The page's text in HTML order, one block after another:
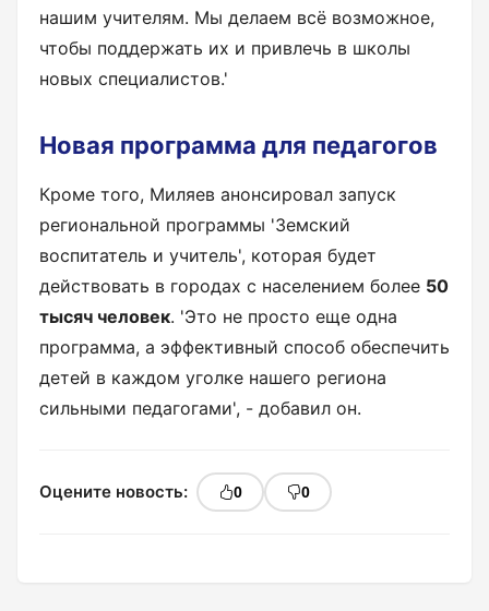
нашим учителям. Мы делаем всё возможное,
чтобы поддержать их и привлечь в школы
новых специалистов.'
Новая программа для педагогов
Кроме того, Миляев анонсировал запуск
региональной программы 'Земский
воспитатель и учитель', которая будет
действовать в городах с населением более 50
тысяч человек. 'Это не просто еще одна
программа, а эффективный способ обеспечить
детей в каждом уголке нашего региона
сильными педагогами', - добавил он.
Оцените новость: 0 0